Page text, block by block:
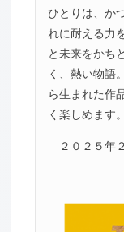
ひとりは、か
れに耐える力
と未来をかち
く、熱い物語
ら生まれた作
く楽しめます。
２０２５年